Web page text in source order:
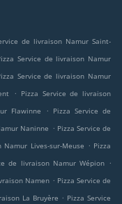
de livraison Namur Saint-
Service de livraison Namur
Service de livraison Namur
. Pizza Service de livraison
Flawinne . Pizza Service de
Naninne . Pizza Service de
Namur Lives-sur-Meuse . Pizza
de livraison Namur Wépion .
Namen . Pizza Service de
La Bruyère . Pizza Service